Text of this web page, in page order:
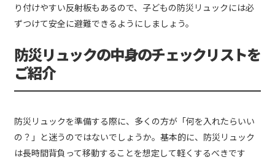
り付けやすい反射板もあるので、子どもの防災リュックには必
ずつけて安全に避難できるようにしましょう。
防災リュックの中身のチェックリストを
ご紹介
防災リュックを準備する際に、多くの方が「何を入れたらいい
の？」と迷うのではないでしょうか。基本的に、防災リュック
は長時間背負って移動することを想定して軽くするべきです